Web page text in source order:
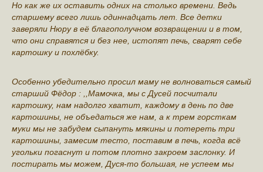
Но как же их оставить одних на столько времени. Ведь
старшему всего лишь одиннадцать лет. Все детки
заверяли Нюру в её благополучном возвращении и в том,
что они справятся и без нее, истопят печь, сварят себе
картошку и похлёбку.
Особенно убедительно просил маму не волноваться самый
старший Фёдор : ,,Мамочка, мы с Дусей посчитали
картошку, нам надолго хватит, каждому в день по две
картошины, не объедаться же нам, а к трем горсткам
муки мы не забудем сыпануть мякины и потереть три
картошины, замесим тесто, поставим в печь, когда всё
угольки погаснут и потом плотно закроем заслонку. И
постирать мы можем, Дуся-то большая, не успеем мы